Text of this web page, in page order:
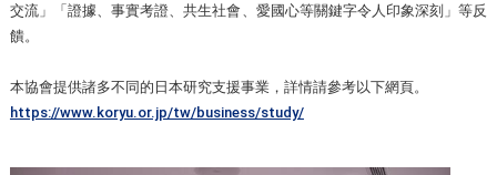
交流」「證據、事實考證、共生社會、愛國心等關鍵字令人印象深刻」等反
饋。
本協會提供諸多不同的日本研究支援事業，詳情請參考以下網頁。
https://www.koryu.or.jp/tw/business/study/